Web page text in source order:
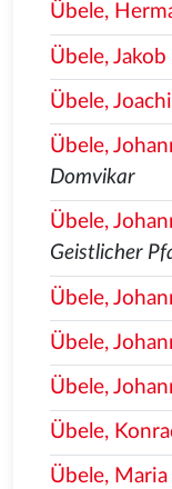
Übele,
Übele, Jakob
Übele,
Übele,
Domvikar
Übele,
Geistlicher
Übele,
Übele,
Übele,
Übele,
Übele,